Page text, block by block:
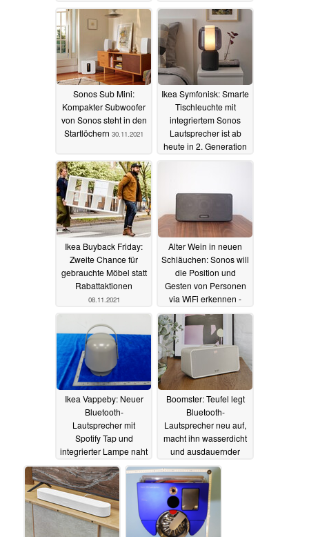
10.12.2021
Sonos Sub Mini:
Kompakter Subwoofer
von Sonos steht in den
Startlöchern 30.11.2021
Ikea Symfonisk: Smarte
Tischleuchte mit
integriertem Sonos
Lautsprecher ist ab
heute in 2. Generation
Ikea Buyback Friday:
Zweite Chance für
gebrauchte Möbel statt
Rabattaktionen
08.11.2021
Alter Wein in neuen
Schläuchen: Sonos will
die Position und
Gesten von Personen
via WiFi erkennen -
und den Sound darauf
abstimmen22.10.2021
Ikea Vappeby: Neuer
Bluetooth-
Lautsprecher mit
Spotify Tap und
integrierter Lampe naht
18.10.2021
Boomster: Teufel legt
Bluetooth-
Lautsprecher neu auf,
macht ihn wasserdicht
und ausdauernder
12.10.2021